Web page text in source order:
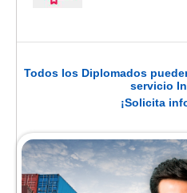
Todos los Diplomados
servicio
¡Solicita